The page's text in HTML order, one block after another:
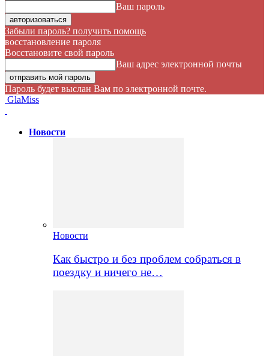
Ваш пароль
Забыли пароль? получить помощь
восстановление пароля
Восстановите свой пароль
Ваш адрес электронной почты
Пароль будет выслан Вам по электронной почте.
GlaMiss
Новости
Новости
Как быстро и без проблем собраться в
поездку и ничего не…